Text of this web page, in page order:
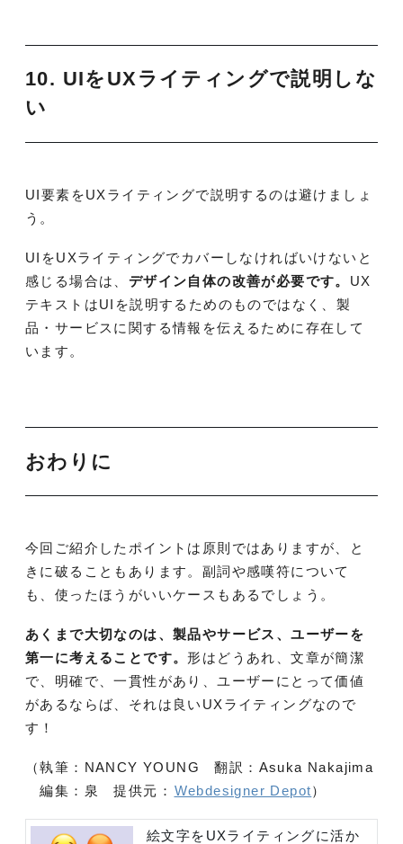
10. UIをUXライティングで説明しな
い
UI要素をUXライティングで説明するのは避けましょ
う。
UIをUXライティングでカバーしなければいけないと
感じる場合は、 デザイン自体の改善が必要です。 UX
テキストはUIを説明するためのものではなく、製
品・サービスに関する情報を伝えるために存在して
います。
おわりに
今回ご紹介したポイントは原則ではありますが、と
きに破ることもあります。副詞や感嘆符について
も、使ったほうがいいケースもあるでしょう。
あくまで大切なのは、製品やサービス、ユーザーを
第一に考えることです。形はどうあれ、文章が簡潔
で、明確で、一貫性があり、ユーザーにとって価値
があるならば、それは良いUXライティングなので
す！
（執筆：NANCY YOUNG 翻訳：Asuka Nakajima
編集：泉 提供元： Webdesigner Depot）
絵文字をUXライティングに活か